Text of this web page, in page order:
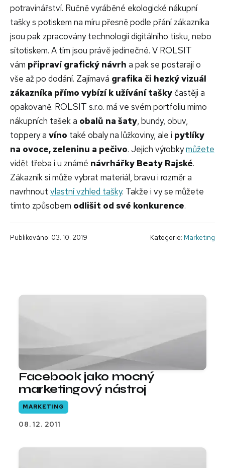
potravinářství. Ručně vyráběné ekologické nákupní
tašky s potiskem na míru přesně podle přání zákazníka
jsou pak zpracovány technologií digitálního tisku, nebo
sítotiskem. A tím jsou právě jedinečné. V ROLSIT
vám připraví grafický návrh a pak se postarají o
vše až po dodání. Zajímavá grafika či hezký vizuál
zákazníka přímo vybízí k užívání tašky častěji a
opakovaně. ROLSIT s.r.o. má ve svém portfoliu mimo
nákupních tašek a obalů na šaty, bundy, obuv,
toppery a víno také obaly na lůžkoviny, ale i pytlíky
na ovoce, zeleninu a pečivo. Jejich výrobkymůžete
vidět třeba i u známé návrhářky Beaty Rajské.
Zákazník si může vybrat materiál, bravu i rozměr a
navrhnout vlastní vzhled tašky. Takže i vy se můžete
tímto způsobem odlišit od své konkurence.
Publikováno: 03. 10. 2019 Kategorie: Marketing
Facebook jako mocný
marketingový nástroj
MARKETING
08. 12. 2011